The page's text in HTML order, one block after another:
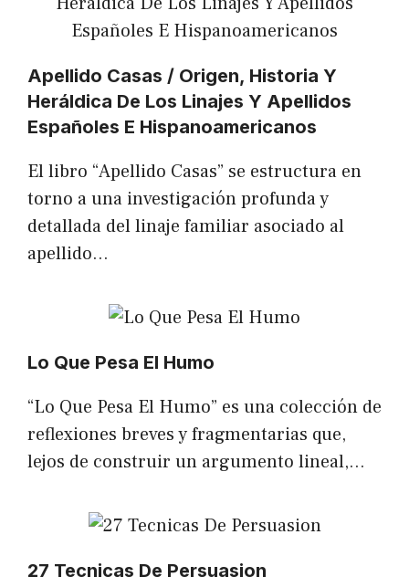
Apellido Casas / Origen, Historia Y
Heráldica De Los Linajes Y Apellidos
Españoles E Hispanoamericanos
El libro “Apellido Casas” se estructura en
torno a una investigación profunda y
detallada del linaje familiar asociado al
apellido…
Lo Que Pesa El Humo
“Lo Que Pesa El Humo” es una colección de
reflexiones breves y fragmentarias que,
lejos de construir un argumento lineal,…
27 Tecnicas De Persuasion